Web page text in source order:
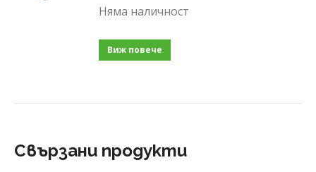
Няма наличност
Виж повече
Свързани продукти